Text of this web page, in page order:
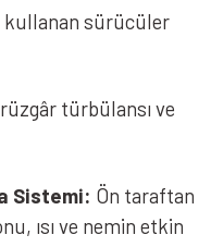
kullanan sürücüler
türbülansı ve
Sistemi: Ön taraftan
ısı ve nemin etkin